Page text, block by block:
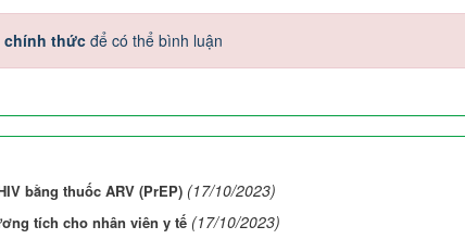
chính thức để có thể bình luận
bằng thuốc ARV (PrEP) (17/10/2023)
tích cho nhân viên y tế (17/10/2023)